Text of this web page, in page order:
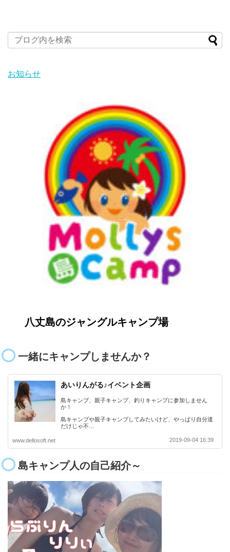
お知らせ
八丈島のジャングルキャンプ場
一緒にキャンプしませんか？
あいりんがる♪イベント企画
島キャンプ、親子キャンプ、釣りキャンプに参加しません
か！
島キャンプや親子キャンプしてみたいけど、やっぱり自分達
だけじゃ不…
www.dellosoft.net 2019-09-04 16:39
島キャンプ人の自己紹介～